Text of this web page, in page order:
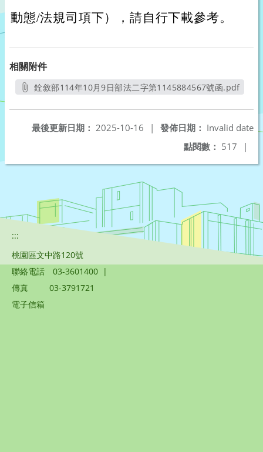
動態/法規司項下），請自行下載參考。
相關附件
銓敘部114年10月9日部法二字第1145884567號函.pdf
發佈日期： Invalid date
最後更新日期： 2025-10-16
|
點閱數： 517 |
:::
桃園區文中路120號
聯絡電話
03-3601400 |
傳真
03-3791721
電子信箱